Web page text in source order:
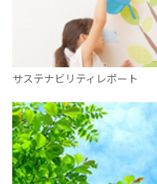
サステナビリティレポート